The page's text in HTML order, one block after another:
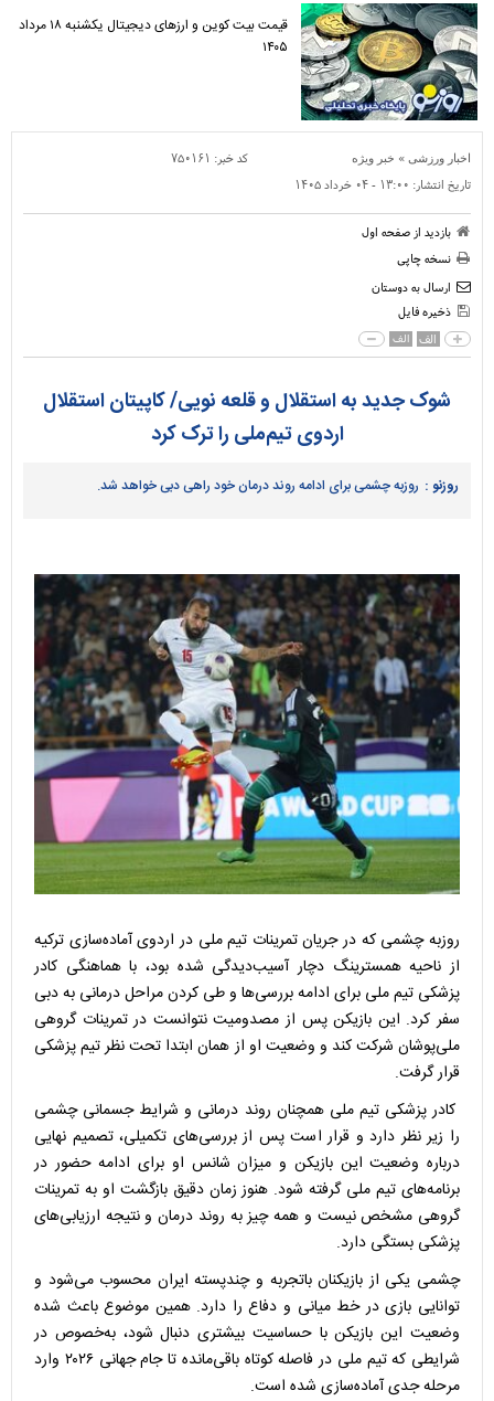
قیمت بیت کوین و ارز‌های دیجیتال یکشنبه ۱۸ مرداد
۱۴۰۵
اخبار ورزشی » خبر ویژه کد خبر: ۷۵۰۱۶۱
تاریخ انتشار: ۱۳:۰۰ - ۰۴ خرداد ۱۴۰۵
بازدید از صفحه اول
نسخه چاپی
ارسال به دوستان
ذخیره فایل
الف الف
شوک جدید به استقلال و قلعه نویی/ کاپیتان استقلال
اردوی تیم‌ملی را ترک کرد
روزنو : روزبه چشمی برای ادامه روند درمان خود راهی دبی خواهد شد.
روزبه چشمی که در جریان تمرینات تیم ملی در اردوی آماده‌سازی ترکیه
از ناحیه همسترینگ دچار آسیب‌دیدگی شده بود، با هماهنگی کادر
پزشکی تیم ملی برای ادامه بررسی‌ها و طی کردن مراحل درمانی به دبی
سفر کرد. این بازیکن پس از مصدومیت نتوانست در تمرینات گروهی
ملی‌پوشان شرکت کند و وضعیت او از همان ابتدا تحت نظر تیم پزشکی
قرار گرفت.
کادر پزشکی تیم ملی همچنان روند درمانی و شرایط جسمانی چشمی
را زیر نظر دارد و قرار است پس از بررسی‌های تکمیلی، تصمیم نهایی
درباره وضعیت این بازیکن و میزان شانس او برای ادامه حضور در
برنامه‌های تیم ملی گرفته شود. هنوز زمان دقیق بازگشت او به تمرینات
گروهی مشخص نیست و همه چیز به روند درمان و نتیجه ارزیابی‌های
پزشکی بستگی دارد.
چشمی یکی از بازیکنان باتجربه و چندپسته ایران محسوب می‌شود و
توانایی بازی در خط میانی و دفاع را دارد. همین موضوع باعث شده
وضعیت این بازیکن با حساسیت بیشتری دنبال شود، به‌خصوص در
شرایطی که تیم ملی در فاصله کوتاه باقی‌مانده تا جام جهانی ۲۰۲۶ وارد
مرحله جدی آماده‌سازی شده است.